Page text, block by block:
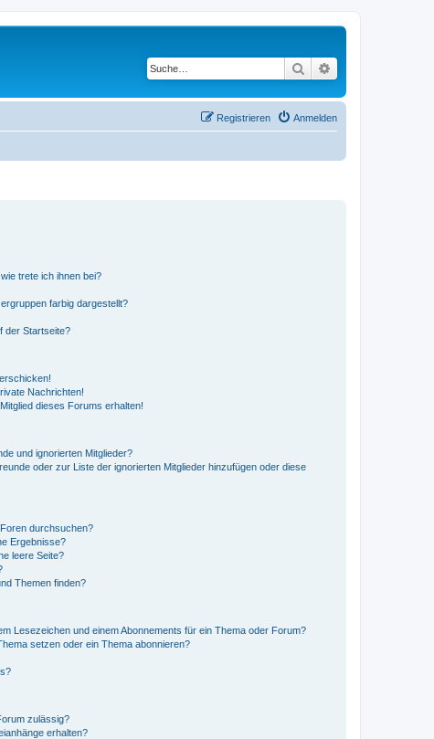
Suche
Anmelden
Registrieren
trete ich ihnen bei?
farbig dargestellt?
der Startseite?
Nachrichten!
dieses Forums erhalten!
und ignorierten Mitglieder?
oder zur Liste der ignorierten Mitglieder hinzufügen oder diese
durchsuchen?
Ergebnisse?
leere Seite?
Themen finden?
Lesezeichen und einem Abonnements für ein Thema oder Forum?
setzen oder ein Thema abonnieren?
zulässig?
erhalten?